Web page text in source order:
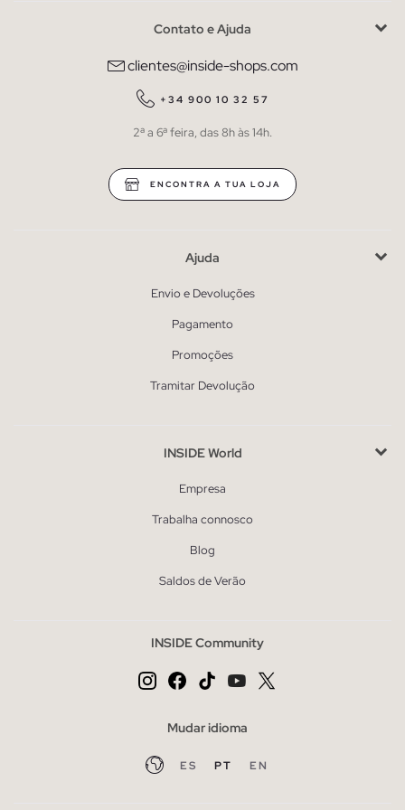
Contato e Ajuda
clientes@inside-shops.com
+34 900 10 32 57
2ª a 6ª feira, das 8h às 14h.
ENCONTRA A TUA LOJA
Ajuda
Envio e Devoluções
Pagamento
Promoções
Tramitar Devolução
INSIDE World
Empresa
Trabalha connosco
Blog
Saldos de Verão
INSIDE Community
Mudar idioma
ES PT EN